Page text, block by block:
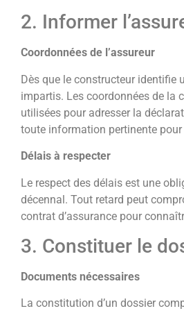
2. Informer
Coordonnées de l’assureur
Dès que le constructeur identifie
impartis. Les coordonnées de la
utilisées pour adresser la
toute information pertinente
Délais à respecter
Le respect des délais est une
décennal. Tout retard peut
contrat d’assurance pour
3. Constituer le
Documents nécessaires
La constitution d’un dossier